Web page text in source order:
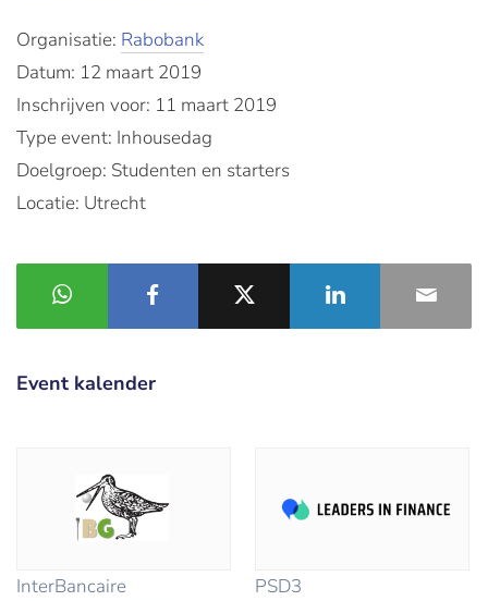
Organisatie: Rabobank
Datum: 12 maart 2019
Inschrijven voor: 11 maart 2019
Type event: Inhousedag
Doelgroep: Studenten en starters
Locatie: Utrecht
Event kalender
InterBancaire
PSD3